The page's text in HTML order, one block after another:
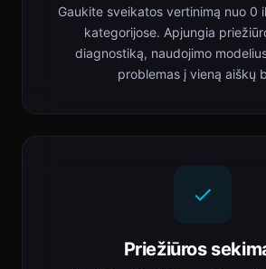
Gaukite sveikatos vertinimą nuo 0
kategorijose. Apjungia
diagnostiką, naudojimo
problemas į vieną aiškų
Priežiūros